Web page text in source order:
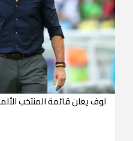
لوف يعلن قائمة المنتخب